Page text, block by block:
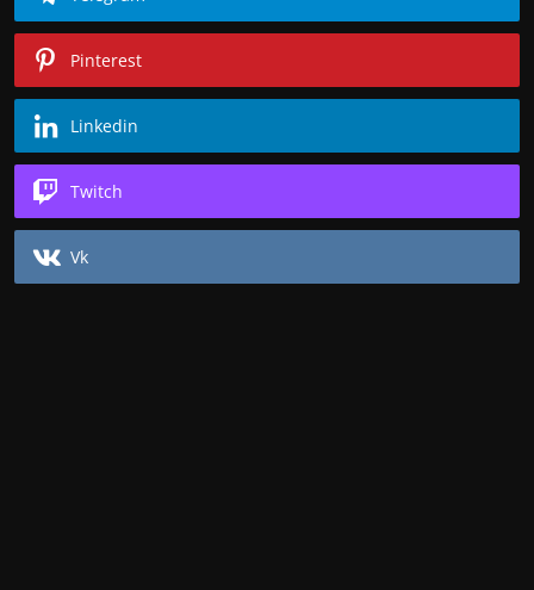
Pinterest
Linkedin
Twitch
Vk